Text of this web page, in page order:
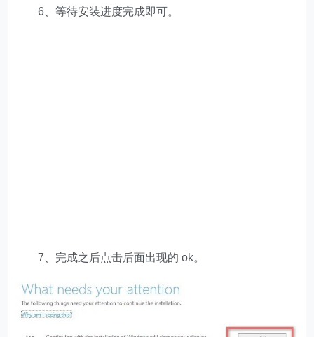
6、等待安装进度完成即可。
8、最后全部完成点击“install”即可进入系统。